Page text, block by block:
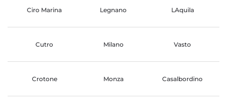
Ciro Marina Legnano LAquila
Cutro Milano Vasto
Crotone Monza Casalbordino